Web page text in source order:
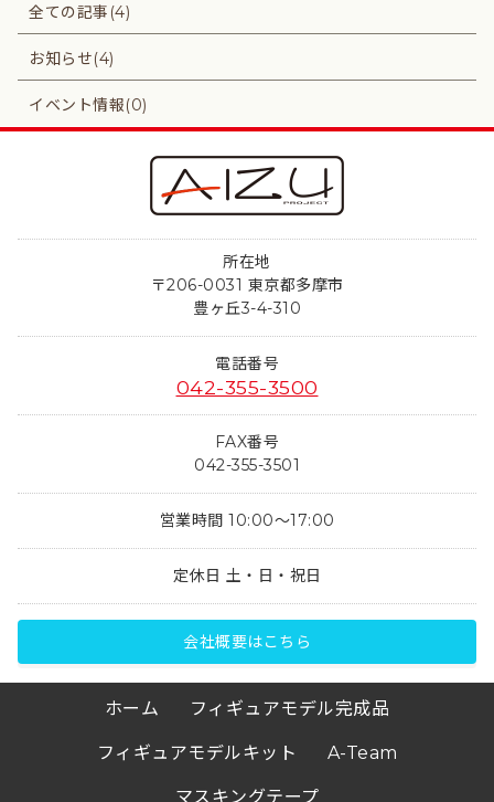
全ての記事(4)
お知らせ(4)
イベント情報(0)
所在地
〒206-0031 東京都多摩市
豊ヶ丘3-4-310
電話番号
042-355-3500
FAX番号
042-355-3501
営業時間 10:00～17:00
定休日 土・日・祝日
会社概要はこちら
ホーム フィギュアモデル完成品
フィギュアモデルキット A-Team
マスキングテープ